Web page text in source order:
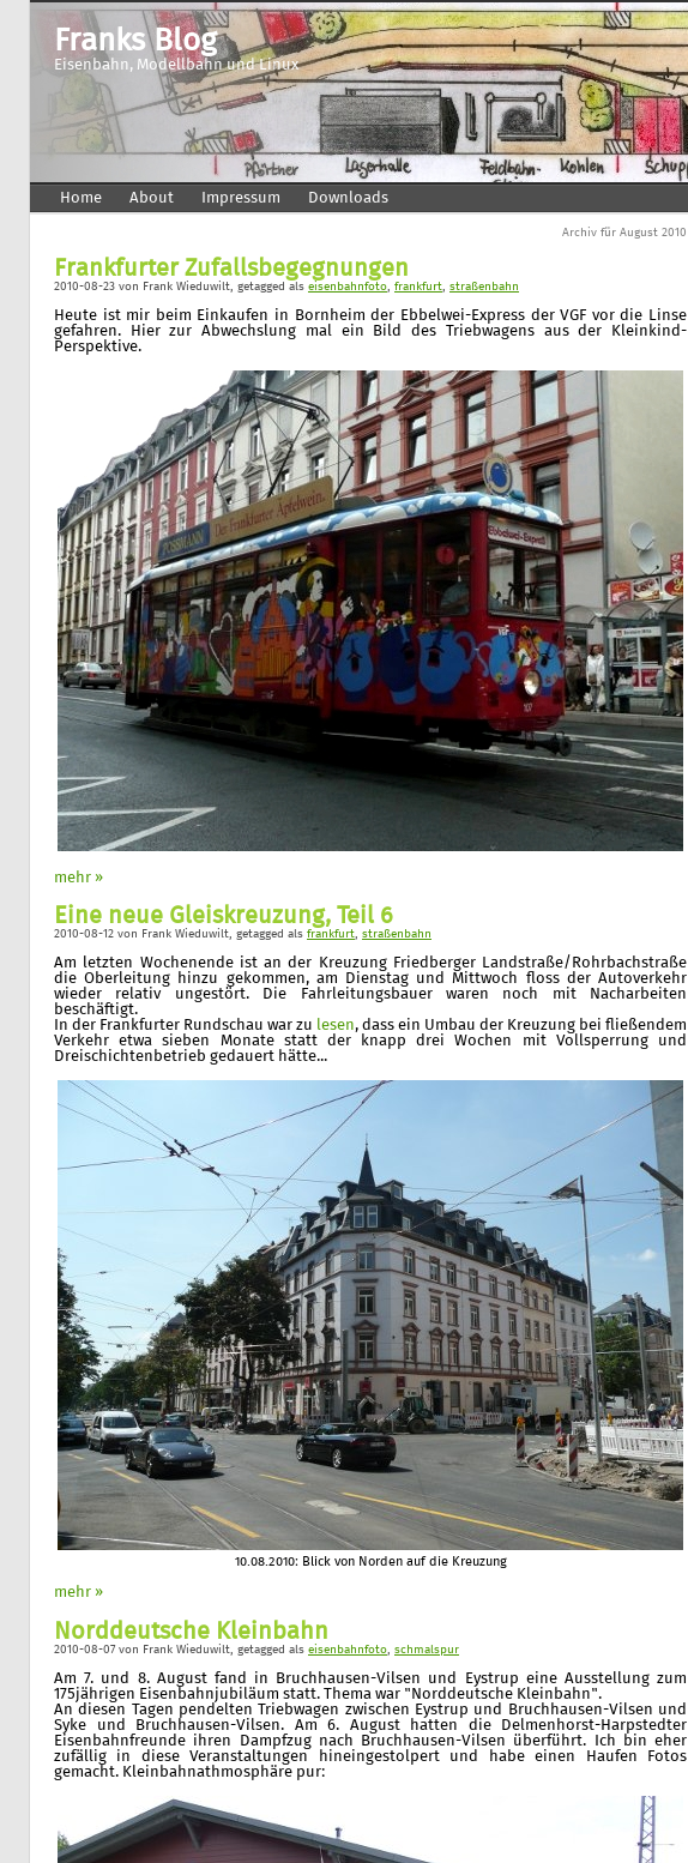
Franks Blog
Eisenbahn, Modellbahn und Linux
Home About Impressum Downloads
Archiv für August 2010
Frankfurter Zufallsbegegnungen
2010-08-23 von Frank Wieduwilt, getagged als eisenbahnfoto, frankfurt, straßenbahn
Heute ist mir beim Einkaufen in Bornheim der Ebbelwei-Express der VGF vor die Linse
gefahren. Hier zur Abwechslung mal ein Bild des Triebwagens aus der Kleinkind-
Perspektive.
mehr »
Eine neue Gleiskreuzung, Teil 6
2010-08-12 von Frank Wieduwilt, getagged als frankfurt, straßenbahn
Am letzten Wochenende ist an der Kreuzung Friedberger Landstraße/Rohrbachstraße
die Oberleitung hinzu gekommen, am Dienstag und Mittwoch floss der Autoverkehr
wieder relativ ungestört. Die Fahrleitungsbauer waren noch mit Nacharbeiten
beschäftigt.
In der Frankfurter Rundschau war zu lesen, dass ein Umbau der Kreuzung bei fließendem
Verkehr etwa sieben Monate statt der knapp drei Wochen mit Vollsperrung und
Dreischichtenbetrieb gedauert hätte...
10.08.2010: Blick von Norden auf die Kreuzung
mehr »
Norddeutsche Kleinbahn
2010-08-07 von Frank Wieduwilt , getagged als eisenbahnfoto schmalspur
Am 7. und 8. August fand in Bruchhausen-Vilsen und Eystrup eine Ausstellung zum
175jährigen Eisenbahnjubiläum statt. Thema war "Norddeutsche Kleinbahn".
An diesen Tagen pendelten Triebwagen zwischen Eystrup und Bruchhausen-Vilsen und
Syke und Bruchhausen-Vilsen. Am 6. August hatten die Delmenhorst-Harpstedter
Eisenbahnfreunde ihren Dampfzug nach Bruchhausen-Vilsen überführt. Ich bin eher
zufällig in diese Veranstaltungen hineingestolpert und habe einen Haufen Fotos
gemacht. Kleinbahnathmosphäre pur: